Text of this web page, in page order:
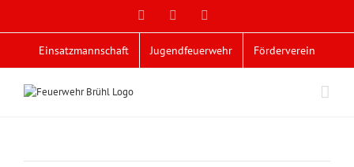
Facebook
Einsatzmannschaft Jugendfeuerwehr Förderverein